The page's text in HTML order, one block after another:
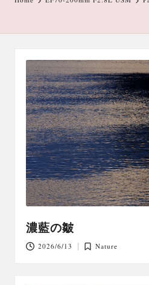
濃藍の皺
2026/6/13
Posted
Nature